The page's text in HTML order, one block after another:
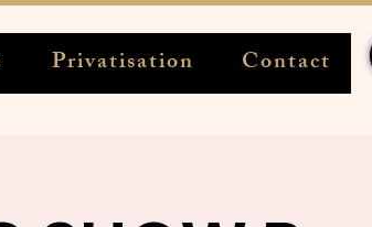
Privatisation Contact